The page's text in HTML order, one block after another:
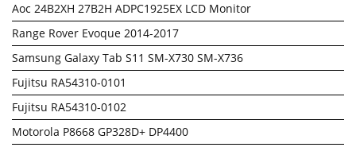
Aoc 24B2XH 27B2H ADPC1925EX LCD Monitor
Range Rover Evoque 2014-2017
Samsung Galaxy Tab S11 SM-X730 SM-X736
Fujitsu RA54310-0101
Fujitsu RA54310-0102
Motorola P8668 GP328D+ DP4400